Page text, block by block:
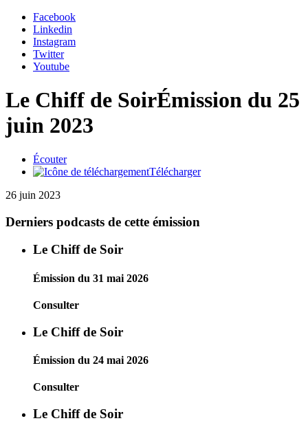
Facebook
Linkedin
Instagram
Twitter
Youtube
Le Chiff de SoirÉmission du 25
juin 2023
Écouter
Télécharger
26 juin 2023
Derniers podcasts de cette émission
Le Chiff de Soir
Émission du 31 mai 2026
Consulter
Le Chiff de Soir
Émission du 24 mai 2026
Consulter
Le Chiff de Soir